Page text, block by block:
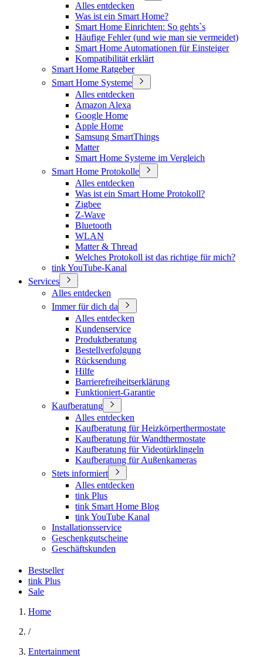
Alles entdecken
Was ist ein Smart Home?
Smart Home Einrichten: So gehts`s
Häufige Fehler (und wie man sie vermeidet)
Smart Home Automationen für Einsteiger
Kompatibilität erklärt
Smart Home Ratgeber
Smart Home Systeme
Alles entdecken
Amazon Alexa
Google Home
Apple Home
Samsung SmartThings
Matter
Smart Home Systeme im Vergleich
Smart Home Protokolle
Alles entdecken
Was ist ein Smart Home Protokoll?
Zigbee
Z-Wave
Bluetooth
WLAN
Matter & Thread
Welches Protokoll ist das richtige für mich?
tink YouTube-Kanal
Services
Alles entdecken
Immer für dich da
Alles entdecken
Kundenservice
Produktberatung
Bestellverfolgung
Rücksendung
Hilfe
Barrierefreiheitserklärung
Funktioniert-Garantie
Kaufberatung
Alles entdecken
Kaufberatung für Heizkörperthermostate
Kaufberatung für Wandthermostate
Kaufberatung für Videotürklingeln
Kaufberatung für Außenkameras
Stets informiert
Alles entdecken
tink Plus
tink Smart Home Blog
tink YouTube Kanal
Installationsservice
Geschenkgutscheine
Geschäftskunden
Bestseller
tink Plus
Sale
Home
/
Entertainment